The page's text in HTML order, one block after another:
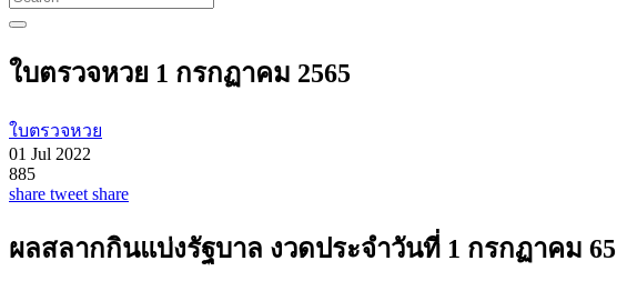
ใบตรวจหวย 1 กรกฏาคม 2565
ใบตรวจหวย
01 Jul 2022
885
share tweet share
ผลสลากกินแบ่งรัฐบาล งวดประจำวันที่ 1 กรกฏาคม 65